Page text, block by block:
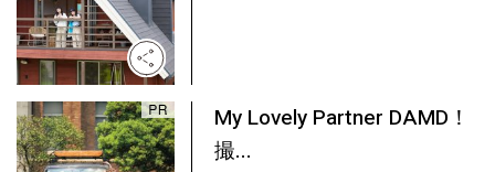
My Lovely Partner DAMD！
撮...